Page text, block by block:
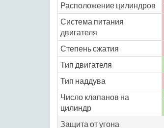
Расположение цилиндров
Система питания
двигателя
Степень сжатия
Тип двигателя
Тип наддува
Число клапанов на
цилиндр
Защита от угона